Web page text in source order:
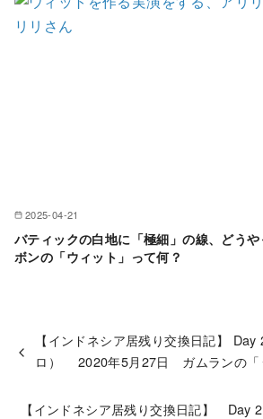
2025-04-21
バティックの白地に「極細」の線、どう
ボンの「ウィット」って何？
【インドネシア居残り交換日記】
ロ） 2020年5月27日 ガムランの「
【インドネシア居残り交換日記】 Day